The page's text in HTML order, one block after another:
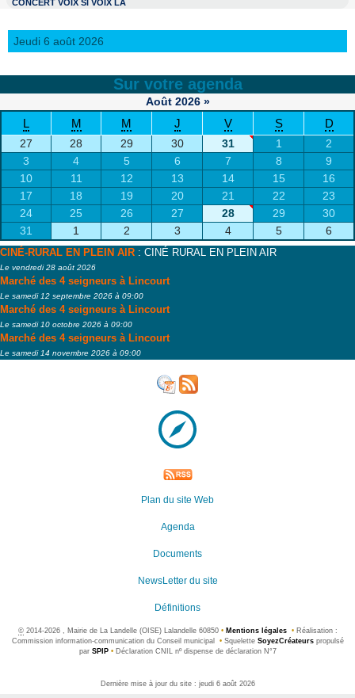
CONCERT VOIX SI VOIX LA
Jeudi 6 août 2026
Sur votre agenda
Août 2026 »
L M M J V S D
27 28 29 30 31 1
2
3
4 5 6 7 8
9
10
11 12 13 14 15
16
17
18 19 20 21 22
23
24
25 26 27 28 29
30
31
1 2 3 4 5 6
CINÉ-RURAL EN PLEIN AIR : CINÉ RURAL EN PLEIN AIR
Le vendredi 28 août 2026
Marché des 4 seigneurs à Lincourt
Le samedi 12 septembre 2026 à 09:00
Marché des 4 seigneurs à Lincourt
Le samedi 10 octobre 2026 à 09:00
Marché des 4 seigneurs à Lincourt
Le samedi 14 novembre 2026 à 09:00
Plan du site Web
Agenda
Documents
NewsLetter du site
Définitions
©2014-2026 , Mairie de La Landelle (OISE) Lalandelle 60850 • Mentions légales • Réalisation :
Commission information-communication du Conseil municipal
•Squelette SoyezCréateurspropulsé
par SPIP •Déclaration CNIL nº dispense de déclaration N°7
Dernière mise à jour du site : jeudi 6 août 2026